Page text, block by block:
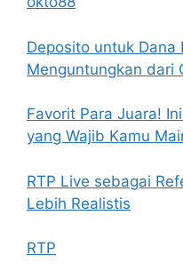
Deposito untuk Dana
Menguntungkan dari
Favorit Para Juara!
yang Wajib Kamu
RTP Live sebagai
Lebih Realistis
RTP